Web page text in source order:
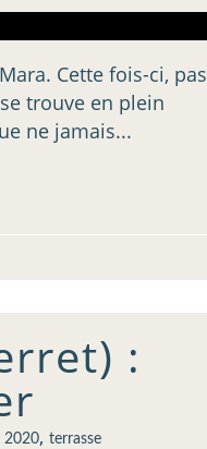
Cette fois-ci, pas
trouve en plein
ne jamais...
:
2020, terrasse